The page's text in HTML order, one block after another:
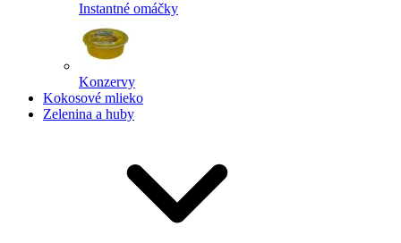
Instantné omáčky
Konzervy
Kokosové mlieko
Zelenina a huby